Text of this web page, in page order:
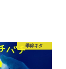
季節ネタ